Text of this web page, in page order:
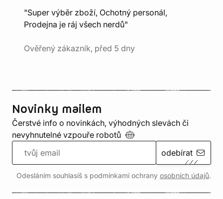
"Super výběr zboží, Ochotný personál,
Prodejna je ráj všech nerdů"
Ověřený zákazník, před 5 dny
Novinky mailem
Čerstvé info o novinkách, výhodných slevách či
nevyhnutelné vzpouře robotů
odebírat
Odesláním souhlasíš s podmínkami ochrany osobních údajů.